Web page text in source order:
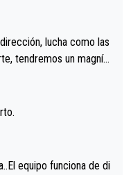
lucha como las
tendremos un magnífi
equipo funciona de di